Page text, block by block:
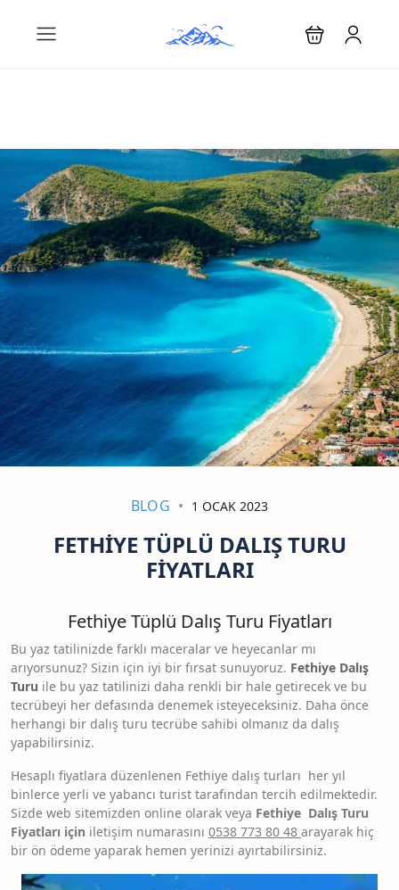
BLOG 1 OCAK 2023
FETHIYE TÜPLÜ DALIŞ TURU
FIYATLARI
Fethiye Tüplü Dalış Turu Fiyatları
Bu yaz tatilinizde farklı maceralar ve heyecanlar mı
arıyorsunuz? Sizin için iyi bir fırsat sunuyoruz. Fethiye Dalış
Turu ile bu yaz tatilinizi daha renkli bir hale getirecek ve bu
tecrübeyi her defasında denemek isteyeceksiniz. Daha önce
herhangi bir dalış turu tecrübe sahibi olmanız da dalış
yapabilirsiniz.
Hesaplı fiyatlara düzenlenen Fethiye dalış turları her yıl
binlerce yerli ve yabancı turist tarafından tercih edilmektedir.
Sizde web sitemizden online olarak veya Fethiye Dalış Turu
Fiyatları için iletişim numarasını 0538 773 80 48 arayarak hiç
bir ön ödeme yaparak hemen yerinizi ayırtabilirsiniz.